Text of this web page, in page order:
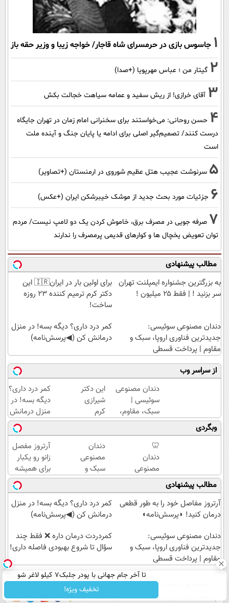
1 جاسوس بازی در حرمسرای شاه قاجار/ خواجه زیبا و وزیر حقه باز
2 گیتار من ؛ عباس مهرپویا (+صدا)
3 آقای خرازی! از ریش سفید و عمامه سیاهت خجالت بکش
4 حسن روحانی: می‌خواستند برای سخنرانی امام زمان در تهران جایگاه
درست کنند/ تصمیم‌گیر اصلی برای ادامه یا پایان جنگ و آینده ملت
است
5 سرنوشت عجیب هتل عظیم شوروی در ارمنستان (+تصاویر)
6 جزئیات مورد بحث جدید از موشک خیبرشکن ایران (+عکس)
7 صرفه جویی در مصرف برق، خاموش کردن یک دو لامپ نیست/ مردم
توان تعویض یخچال ها و کوارهای قدیمی پرمصرف را ندارند
مطالب پیشنهادی
به بزرگترین جشنواره ایمپلنت تهران
سر بزنید ! | فقط ۲۵ میلیون !
برای اولین بار در ایران🇮🇷 این
دکتر کرم ترمیم کننده 23 روزه
ساخت!
دندان مصنوعی سوئیسی:
جدیدترین فناوری اروپا، سبک و
مقاوم | پرداخت قسطی
کمر درد داری؟ دیگه بسه! در منزل
درمانش کن (◀پرسش‌نامه)
از سراسر وب
دندان مصنوعی
سوئیسی |
سبک، مقاوم،
طبیعی! ویزیت
رایگان+پرداخت
اقساطی😍
این دکتر
شیرازی
کرم
ترمیم
زخم
ایرانی را
ساخت!!!
کمر درد داری؟
دیگه بسه! در
منزل درمانش
کن
(◀پرسش‌نامه)
وبگردی
🦷
دندان
مصنوعی
سوئیسی
با
تکنولوژی
دیجیتال
پرداخت
در 4
قسط |
📍 تهران
دندان
مصنوعی
سبک و
مقاوم
می‌خوای؟
پرداخت
اقساطی
داریم!😍
| 📍تهران
آرتروز مفصل
زانو رو یکبار
برای همیشه
درمان کن!
◗پرسش‌نامه◖
مطالب پیشنهادی
آرتروز مفاصل خود را به طور قطعی
درمان کنید! ◗پرسش‌نامه◖
کمر درد داری؟ دیگه بسه! در منزل
درمانش کن (◀پرسش‌نامه)
دندان مصنوعی سوئیسی:
جدیدترین فناوری اروپا، سبک و
مقاوم | پرداخت قسطی
‌کمردردت درمان داره ❌ فقط چند
سؤال تا شروع بهبودی فاصله‌ داری!
تا آخر جام جهانی با پودر جلبک7 کیلو لاغر شو
تخفیف ویژه!
عصر ایران۲ درباره عصرایران تماس با ما
آب و هوا اوقات شرعی سواد زندگی